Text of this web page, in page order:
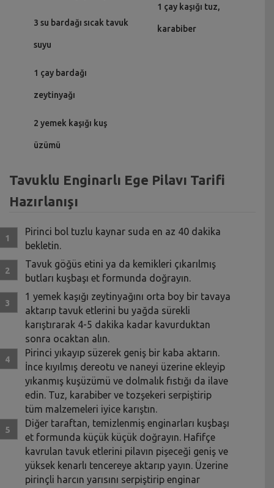
3 su bardağı sıcak tavuk
suyu
1 çay bardağı
zeytinyağı
2 yemek kaşığı kuş
üzümü
1 çay kaşığı tuz,
karabiber
Tavuklu Enginarlı Ege Pilavı Tarifi
Hazırlanışı
Pirinci bol tuzlu kaynar suda en az 40 dakika
bekletin.
Tavuk göğüs etini ya da kemikleri çıkarılmış
butları kuşbaşı et formunda doğrayın.
1 yemek kaşığı zeytinyağını orta boy bir tavaya
aktarıp tavuk etlerini bu yağda sürekli
karıştırarak 4-5 dakika kadar kavurduktan
sonra ocaktan alın.
Pirinci yıkayıp süzerek geniş bir kaba aktarın.
İnce kıyılmış dereotu ve naneyi üzerine ekleyip
yıkanmış kuşüzümü ve dolmalık fıstığı da ilave
edin. Tuz, karabiber ve tozşekeri serpiştirip
tüm malzemeleri iyice karıştın.
Diğer taraftan, temizlenmiş enginarları kuşbaşı
et formunda küçük küçük doğrayın. Hafifçe
kavrulan tavuk etlerini pilavın pişeceği geniş ve
yüksek kenarlı tencereye aktarıp yayın. Üzerine
pirinçli harcın yarısını serpiştirip enginar